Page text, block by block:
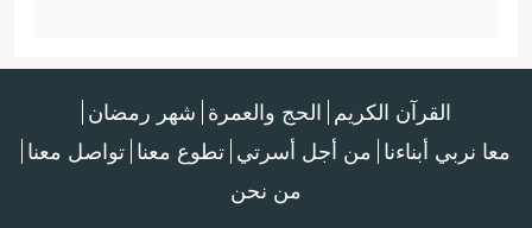
القرآن الكريم الحج والعمرة شهر رمضان
معا نربي أبناءنا من أجل أسرتي تطوع معنا تواصل معنا
من نحن